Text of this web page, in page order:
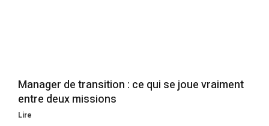
Manager de transition : ce qui se joue vraiment
entre deux missions
Lire